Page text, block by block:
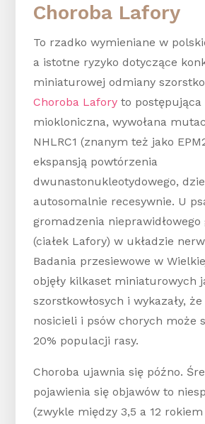
Choroba Lafory
To rzadko wymieniane w
a istotne ryzyko dotyczące
miniaturowej odmiany
Choroba Lafory to postępująca
miokloniczna, wywołana
NHLRC1 (znanym też jako
ekspansją powtórzenia
dwunastonukleotydowego,
autosomalnie recesywnie. U
gromadzenia nieprawidłowego
(ciałek Lafory) w układzie
Badania przesiewowe w
objęły kilkaset miniaturowych
szorstkowłosych i wykazały,
nosicieli i psów chorych może
20% populacji rasy.
Choroba ujawnia się późno.
pojawienia się objawów to
(zwykle między 3,5 a 12